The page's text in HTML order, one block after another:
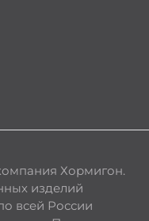
Хормигон.
изделий
всей России